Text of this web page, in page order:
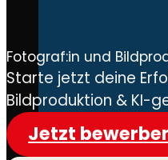
Fotograf:in und
Starte jetzt deine
Bildproduktion & KI-
Jetzt